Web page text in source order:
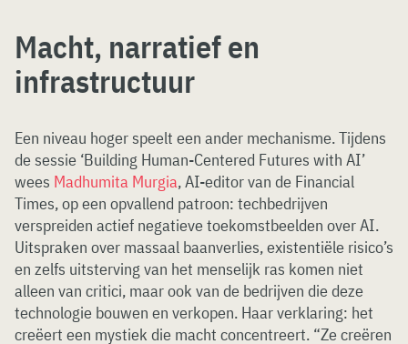
Macht, narratief en
infrastructuur
Een niveau hoger speelt een ander mechanisme. Tijdens
de sessie ‘Building Human-Centered Futures with AI’
wees Madhumita Murgia, AI-editor van de Financial
Times, op een opvallend patroon: techbedrijven
verspreiden actief negatieve toekomstbeelden over AI.
Uitspraken over massaal baanverlies, existentiële risico’s
en zelfs uitsterving van het menselijk ras komen niet
alleen van critici, maar ook van de bedrijven die deze
technologie bouwen en verkopen. Haar verklaring: het
creëert een mystiek die macht concentreert. “Ze creëren